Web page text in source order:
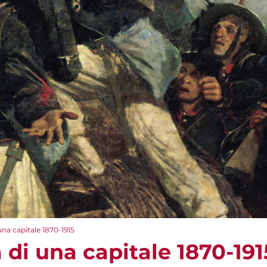
capitale 1870-1915
una capitale 1870-